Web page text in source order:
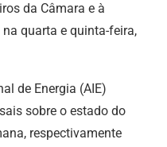
da Câmara e à
quarta e quinta-feira,
de Energia (AIE)
sobre o estado do
respectivamente